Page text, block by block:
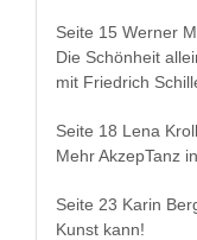
Seite 15 Wern­er
Die Schön­heit
mit Friedrich
Seite 18 Lena
Mehr Akzep­Tanz
Seite 23 Karin
Kun­st kann!